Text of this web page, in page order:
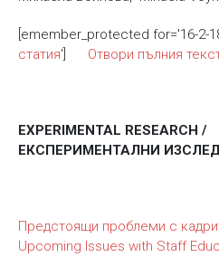
[emember_protected for='16-2-
статия'] Отвори пълния
EXPERIMENTAL RESEARCH /
ЕКСПЕРИМЕНТАЛНИ
Предстоящи проблеми с
Upcoming Issues with Staff